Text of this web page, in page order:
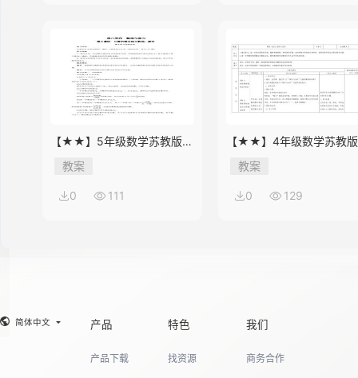
【★★】5年级数学苏教版下
册教案第8单元《单元复习》
教案
0 111
【★★】4年级数学苏教
册教案第9单元《单元复
教案
0 129
简体中文 产品
产品下载
特色
找资源
我们
商务合作